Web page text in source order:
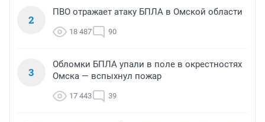
2
ПВО отражает атаку БПЛА в Омской области
18 487 90
3
Обломки БПЛА упали в поле в окрестностях
Омска — вспыхнул пожар
17 443 39